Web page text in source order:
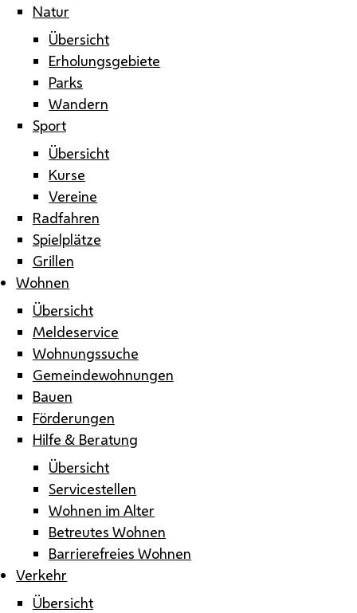
Natur
Übersicht
Erholungsgebiete
Parks
Wandern
Sport
Übersicht
Kurse
Vereine
Radfahren
Spielplätze
Grillen
Wohnen
Übersicht
Meldeservice
Wohnungssuche
Gemeindewohnungen
Bauen
Förderungen
Hilfe & Beratung
Übersicht
Servicestellen
Wohnen im Alter
Betreutes Wohnen
Barrierefreies Wohnen
Verkehr
Übersicht